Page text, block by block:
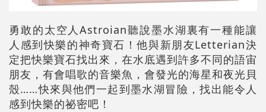
勇敢的太空人Astroian聽說墨水湖裏有一種能讓
人感到快樂的神奇寶石！他與新朋友Letterian決
定把快樂寶石找出來，在水底遇到許多不同的語宙
朋友，有會唱歌的音樂魚，會發光的海星和夜光貝
殼……快來與他們一起到墨水湖冒險，找出能令人
感到快樂的祕密吧！